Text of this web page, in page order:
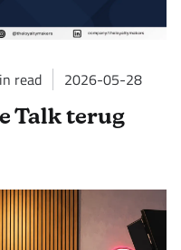
read 2026-05-28
Talk terug